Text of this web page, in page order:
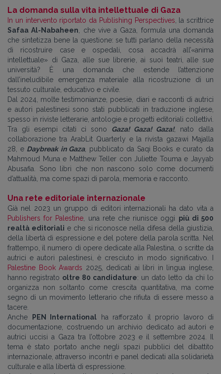
La domanda sulla vita intellettuale di Gaza
In un intervento riportato da Publishing Perspectives , la scrittrice
Safaa Al-Nabaheen , che vive a Gaza, formula una domanda
che sintetizza bene la questione: se tutti parlano della necessità
di ricostruire case e ospedali, cosa accadrà all’«anima
intellettuale» di Gaza, alle sue librerie, ai suoi teatri, alle sue
università? È una domanda che estende l’attenzione
dall’ineludibile emergenza materiale alla ricostruzione di un
tessuto culturale, educativo e civile.
Dal 2024, molte testimonianze, poesie, diari e racconti di autrici
e autori palestinesi sono stati pubblicati in traduzione inglese,
spesso in riviste letterarie, antologie e progetti editoriali collettivi.
Tra gli esempi citati ci sono Gaza! Gaza! Gaza!, nato dalla
collaborazione tra ArabLit Quarterly e la rivista gazawi Majalla
28, e Daybreak in Gaza, pubblicato da Saqi Books e curato da
Mahmoud Muna e Matthew Teller con Juliette Touma e Jayyab
Abusafia. Sono libri che non nascono solo come documenti
d’attualità, ma come spazi di parola, memoria e racconto.
Una rete editoriale internazionale
Già nel 2023 un gruppo di editori internazionali ha dato vita a
Publishers for Palestine , una rete che riunisce oggi più di 500
realtà editoriali e che si riconosce nella difesa della giustizia,
della libertà di espressione e del potere della parola scritta. Nel
frattempo, il numero di opere dedicate alla Palestina, o scritte da
autrici e autori palestinesi, è cresciuto in modo significativo. I
Palestine Book Awards 2025, dedicati ai libri in lingua inglese,
hanno registrato oltre 80 candidature: un dato letto da chi lo
organizza non soltanto come crescita quantitativa, ma come
segno di un movimento letterario che rifiuta di essere messo a
tacere.
Anche
PEN International ha rafforzato il proprio lavoro di
documentazione, costruendo un archivio dedicato ad autori e
autrici uccisi a Gaza tra l’ottobre 2023 e il settembre 2024. Il
tema è stato portato anche negli spazi pubblici del dibattito
internazionale, attraverso incontri e panel dedicati alla solidarietà
culturale e alla libertà di espressione.